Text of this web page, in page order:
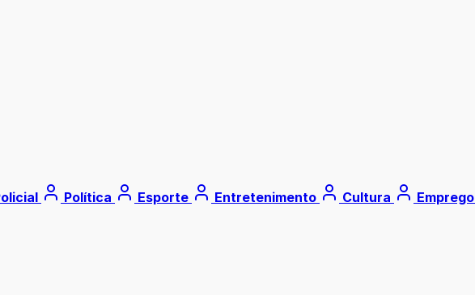
Política Esporte Entretenimento Cultura Emprego